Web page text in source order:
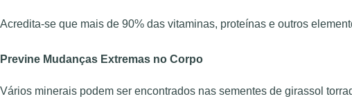
Acredita-se que mais de 90% das vitaminas, proteínas e outros
Previne Mudanças Extremas no Corpo
Vários minerais podem ser encontrados nas sementes de girassol